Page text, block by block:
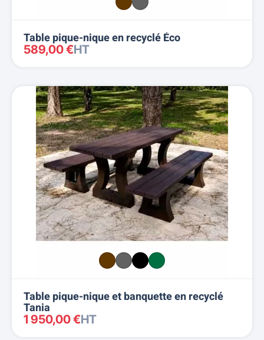
Table pique-nique en recyclé Éco
589,00 €HT
Table pique-nique et banquette en recyclé
Tania
1 950,00 €HT